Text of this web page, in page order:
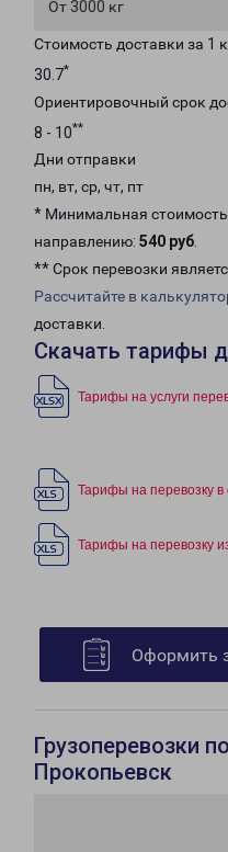
От 3000 кг
Стоимость доставки за 1
30.7*
Ориентировочный срок
8 - 10**
Дни отправки
пн, вт, ср, чт, пт
* Минимальная
направлению: 540 руб.
** Срок перевозки
Рассчитайте в
доставки.
Скачать тарифы
Тарифы на услуги
Тарифы на перевозку
Тарифы на перевозку
Оформить
Грузоперевозки
Прокопьевск